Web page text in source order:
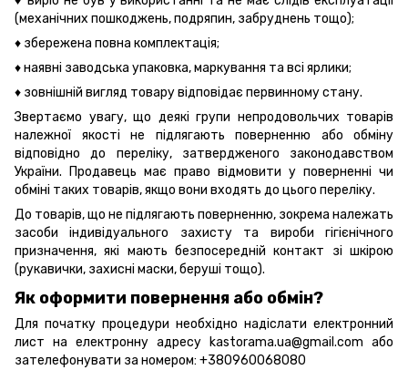
(механічних пошкоджень, подряпин, забруднень тощо);
♦ збережена повна комплектація;
♦ наявні заводська упаковка, маркування та всі ярлики;
♦ зовнішній вигляд товару відповідає первинному стану.
Звертаємо увагу, що деякі групи непродовольчих товарів
належної якості не підлягають поверненню або обміну
відповідно до переліку, затвердженого законодавством
України. Продавець має право відмовити у поверненні чи
обміні таких товарів, якщо вони входять до цього переліку.
До товарів, що не підлягають поверненню, зокрема належать
засоби індивідуального захисту та вироби гігієнічного
призначення, які мають безпосередній контакт зі шкірою
(рукавички, захисні маски, беруші тощо).
Як оформити повернення або обмін?
Для початку процедури необхідно надіслати електронний
лист на електронну адресу kastorama.ua@gmail.com або
зателефонувати за номером: +380960068080